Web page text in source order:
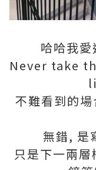
哈哈我
Never take
不難看到的
無錯, 是
只是下一兩